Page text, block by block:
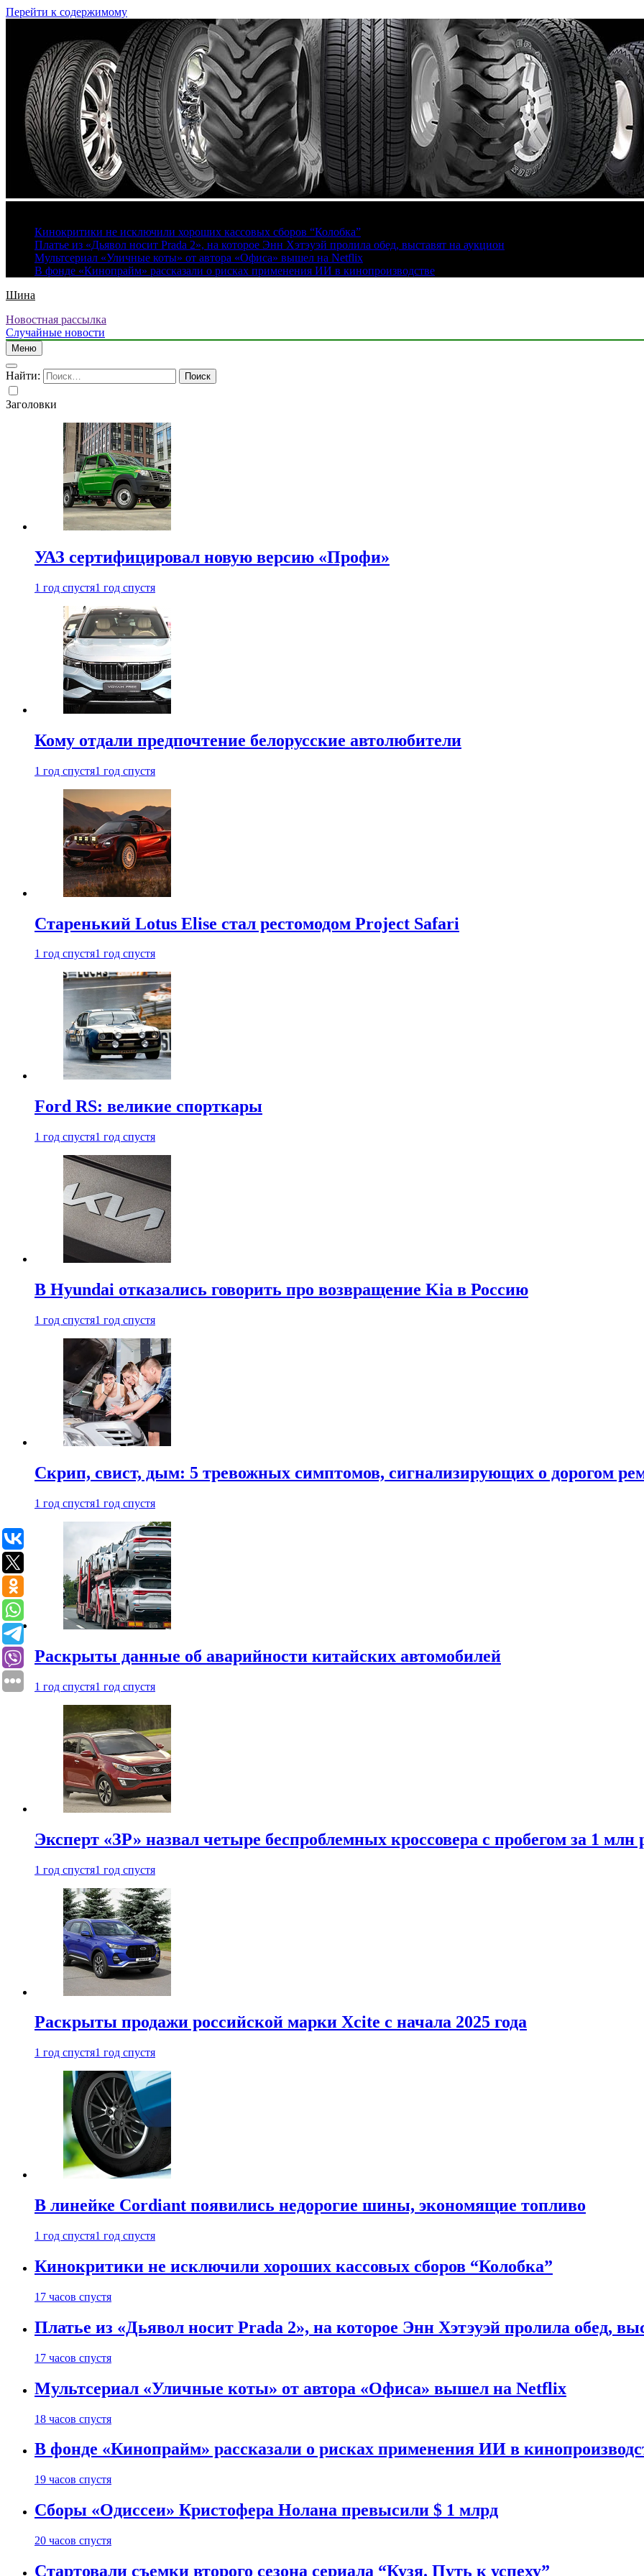
Перейти к содержимому
Кинокритики не исключили хороших кассовых сборов “Колобка”
Платье из «Дьявол носит Prada 2», на которое Энн Хэтэуэй пролила обед, выставят на аукцион
Мультсериал «Уличные коты» от автора «Офиса» вышел на Netflix
В фонде «Кинопрайм» рассказали о рисках применения ИИ в кинопроизводстве
Шина
Новостная рассылка
Случайные новости
Меню
Найти:
Заголовки
УАЗ сертифицировал новую версию «Профи»
1 год спустя1 год спустя
Кому отдали предпочтение белорусские автолюбители
1 год спустя1 год спустя
Старенький Lotus Elise стал рестомодом Project Safari
1 год спустя1 год спустя
Ford RS: великие спорткары
1 год спустя1 год спустя
В Hyundai отказались говорить про возвращение Kia в Россию
1 год спустя1 год спустя
Скрип, свист, дым: 5 тревожных симптомов, сигнализирующих о дорогом
1 год спустя1 год спустя
Раскрыты данные об аварийности китайских автомобилей
1 год спустя1 год спустя
Эксперт «ЗР» назвал четыре беспроблемных кроссовера с пробегом за 1 млн
1 год спустя1 год спустя
Раскрыты продажи российской марки Xcite с начала 2025 года
1 год спустя1 год спустя
В линейке Cordiant появились недорогие шины, экономящие топливо
1 год спустя1 год спустя
Кинокритики не исключили хороших кассовых сборов “Колобка”
17 часов спустя
Платье из «Дьявол носит Prada 2», на которое Энн Хэтэуэй пролила обед,
17 часов спустя
Мультсериал «Уличные коты» от автора «Офиса» вышел на Netflix
18 часов спустя
В фонде «Кинопрайм» рассказали о рисках применения ИИ в
19 часов спустя
Сборы «Одиссеи» Кристофера Нолана превысили $ 1 млрд
20 часов спустя
Стартовали съемки второго сезона сериала “Кузя. Путь к успеху”